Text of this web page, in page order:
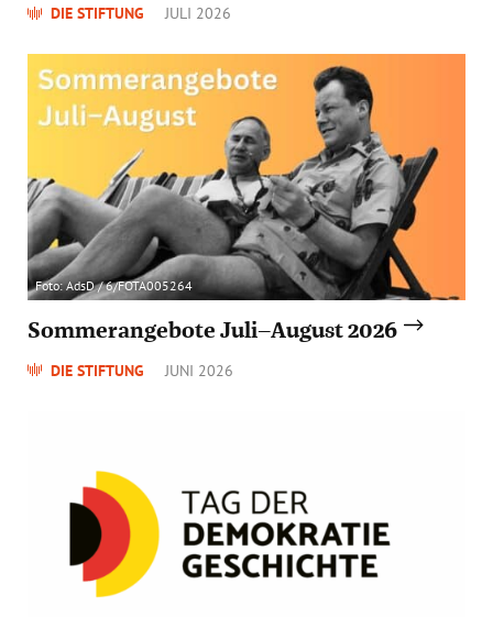
DIE STIFTUNG JULI 2026
Foto: AdsD / 6/FOTA005264
Sommerangebote Juli–August 2026
DIE STIFTUNG JUNI 2026